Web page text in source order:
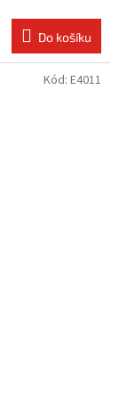
Do košíku
Kód: E4011